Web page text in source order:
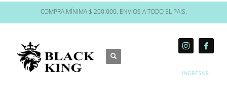
COMPRA MÍNIMA $ 200.000. ENVIOS A TODO EL PAIS.
INGRESAR